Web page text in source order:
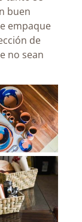
buen
empaque
de
no sean